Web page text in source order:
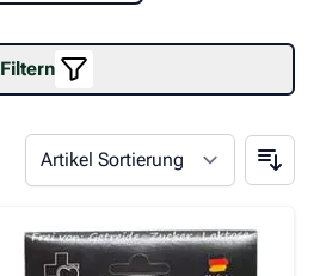
Fleischeslust Fresco
Filtern